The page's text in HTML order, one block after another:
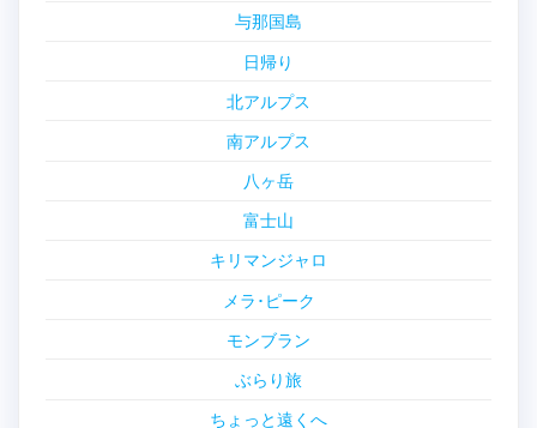
与那国島
日帰り
北アルプス
南アルプス
八ヶ岳
富士山
キリマンジャロ
メラ･ピーク
モンブラン
ぶらり旅
ちょっと遠くへ